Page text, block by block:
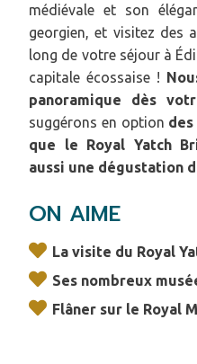
médiévale et son
georgien, et visitez des
long de votre séjour à
capitale écossaise !
panoramique dès
suggérons en option
que le Royal Yatch
aussi une dégustation
ON AIME
La visite du Royal
Ses nombreux
Flâner sur le Royal